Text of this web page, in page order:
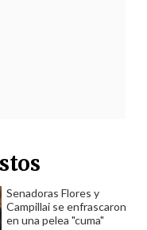
Senadoras Flores y
Campillai se enfrascaron
en una pelea "cuma"